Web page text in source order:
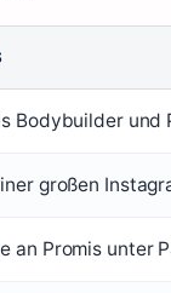
Bodybuilder und
großen
an Promis unter